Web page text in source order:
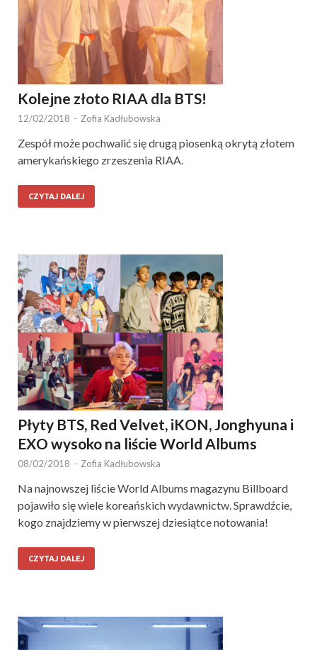
Kolejne złoto RIAA dla BTS!
12/02/2018 - Zofia Kadłubowska
Zespół może pochwalić się drugą piosenką okrytą złotem
amerykańskiego zrzeszenia RIAA.
CZYTAJ DALEJ
Płyty BTS, Red Velvet, iKON, Jonghyuna i
EXO wysoko na liście World Albums
08/02/2018 - Zofia Kadłubowska
Na najnowszej liście World Albums magazynu Billboard
pojawiło się wiele koreańskich wydawnictw. Sprawdźcie,
kogo znajdziemy w pierwszej dziesiątce notowania!
CZYTAJ DALEJ